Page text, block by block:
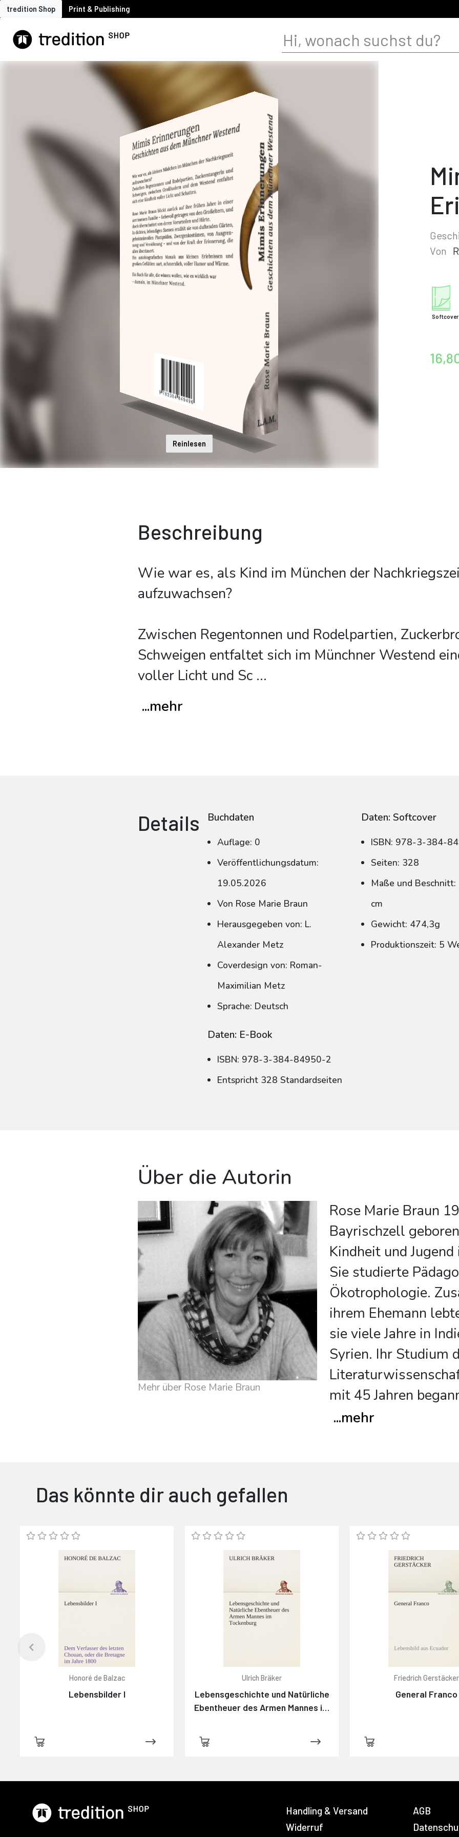
tredition Shop Print & Publishing
Reinlesen
Von
Softcover
Beschreibung
Wie war es, als Kind im München der
aufzuwachsen?
Zwischen Regentonnen und Rodelpartien,
Schweigen entfaltet sich im Münchner Westend
voller Licht und Sc...
...mehr
Details Buchdaten
Auflage: 0
Veröffentlichungsdatum:
19.05.2026
Von Rose Marie Braun
Herausgegeben von: L.
Alexander Metz
Coverdesign von: Roman-
Maximilian Metz
Sprache: Deutsch
Daten: Softcover
ISBN: 978-3-384-
Seiten: 328
Maße und
cm
Gewicht: 474,3g
Produktionszeit: 5
Daten: E-Book
ISBN: 978-3-384-84950-2
Entspricht 328 Standardseiten
Über die Autorin
Mehr über Rose Marie Braun
Rose Marie Braun
Bayrischzell
Kindheit und Jugend
Sie studierte
Ökotrophologie.
ihrem Ehemann
sie viele Jahre in
Syrien. Ihr Studium
mit 45 Jahren
...mehr
Das könnte dir auch gefallen
Honoré de Balzac
Lebensbilder I
Ulrich Bräker
Lebensgeschichte und Natürliche
Ebentheuer des Armen Mannes im
Friedrich Gerstäcker
General Franco
Handling & Versand
Widerruf
AGB